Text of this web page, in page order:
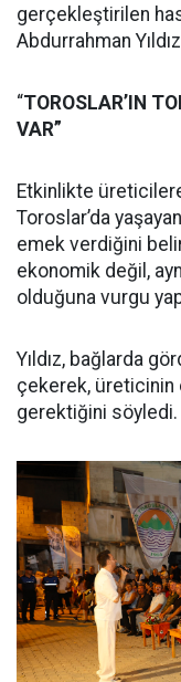
gerçekleştirilen
Abdurrahman
“TOROSLAR’IN
VAR”
Etkinlikte
Toroslar’da
emek verdiğini
ekonomik değil,
olduğuna vurgu
Yıldız, bağlarda
çekerek, üreticinin
gerektiğini söyledi.